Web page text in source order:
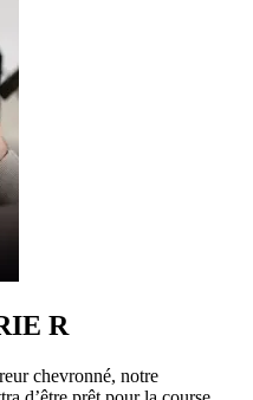
R
chevronné, notre